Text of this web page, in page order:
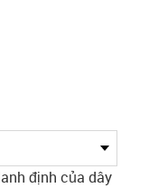
định của dây